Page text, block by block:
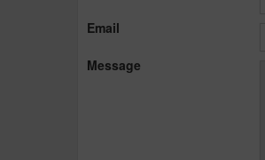
Email
Message